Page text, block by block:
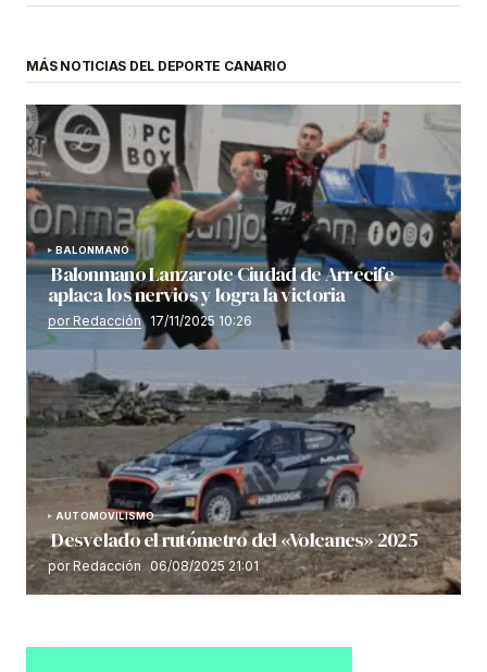
MÁS NOTICIAS DEL DEPORTE CANARIO
BALONMANO
Balonmano Lanzarote Ciudad de Arrecife
aplaca los nervios y logra la victoria
por Redacción 17/11/2025 10:26
AUTOMOVILISMO
Desvelado el rutómetro del «Volcanes» 2025
por Redacción 06/08/2025 21:01